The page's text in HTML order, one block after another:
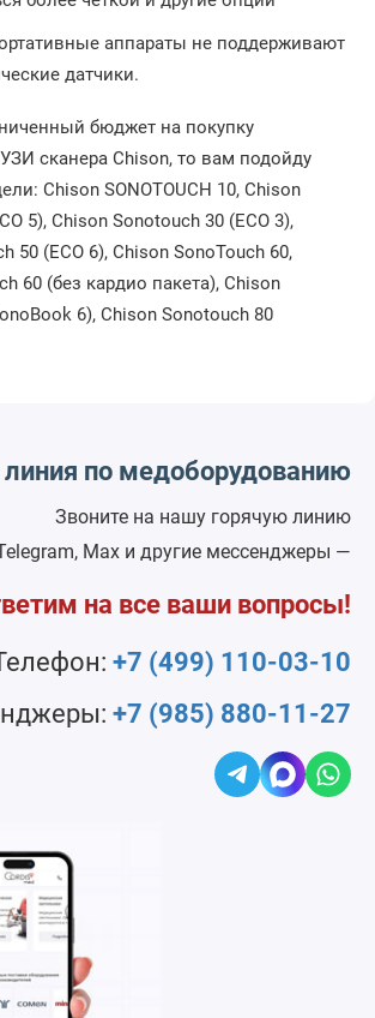
аппараты не поддерживают
датчики.
бюджет на покупку
сканера Chison, то вам подойду
Chison SONOTOUCH 10, Chison
5), Chison Sonotouch 30 (ECO 3),
50 (ECO 6), Chison SonoTouch 60,
60 (без кардио пакета), Chison
6), Chison Sonotouch 80
линия по медоборудованию
Звоните на нашу горячую линию
Max и другие мессенджеры —
на все ваши вопросы!
+7 (499) 110-03-10
+7 (985) 880-11-27